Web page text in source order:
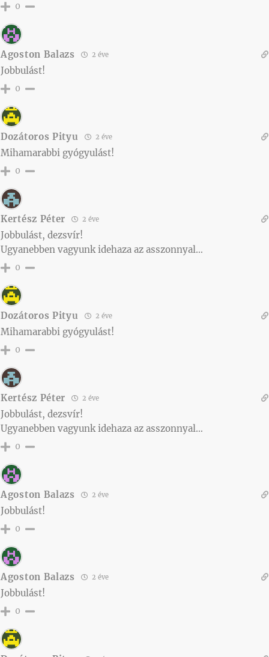
0
Agoston Balazs 2 éve
Jobbulást!
0
Dozátoros Pityu 2 éve
Mihamarabbi gyógyulást!
0
Kertész Péter 2 éve
Jobbulást, dezsvír!
Ugyanebben vagyunk idehaza az asszonnyal…
0
Dozátoros Pityu 2 éve
Mihamarabbi gyógyulást!
0
Kertész Péter 2 éve
Jobbulást, dezsvír!
Ugyanebben vagyunk idehaza az asszonnyal…
0
Agoston Balazs 2 éve
Jobbulást!
0
Agoston Balazs 2 éve
Jobbulást!
0